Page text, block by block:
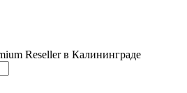
Reseller в Калининграде